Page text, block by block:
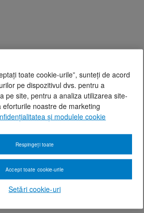
toate cookie-urile”, sunteți de acord
pe dispozitivul dvs. pentru a
pe site, pentru a analiza utilizarea site-
eforturile noastre de marketing
și modulele cookie
Setări cookie-uri
Respingeți toate
Accept toate cookie-urile